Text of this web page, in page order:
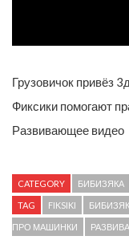
Грузовичок привёз
Фиксики помогают
Развивающее видео
CATEGORY БИБИЗЯКА
TAG FIKSIKI
ПРО МАШИНКИ